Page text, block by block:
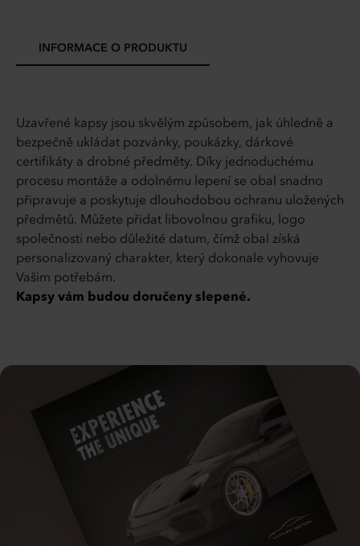
INFORMACE O PRODUKTU
Uzavřené kapsy jsou skvělým způsobem, jak úhledně a
bezpečně ukládat pozvánky, poukázky, dárkové
certifikáty a drobné předměty. Díky jednoduchému
procesu montáže a odolnému lepení se obal snadno
připravuje a poskytuje dlouhodobou ochranu uložených
předmětů. Můžete přidat libovolnou grafiku, logo
společnosti nebo důležité datum, čímž obal získá
personalizovaný charakter, který dokonale vyhovuje
Vašim potřebám.
Kapsy vám budou doručeny slepené.